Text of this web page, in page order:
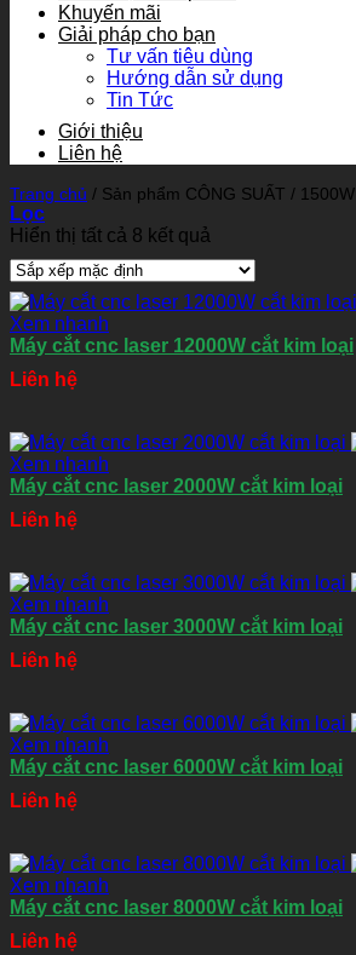
Khuyến mãi
Giải pháp cho bạn
Tư vấn tiêu dùng
Hướng dẫn sử dụng
Tin Tức
Giới thiệu
Liên hệ
Trang chủ / Sản phẩm CÔNG SUẤT / 1500W
Lọc
Hiển thị tất cả 8 kết quả
Xem nhanh
Máy cắt cnc laser 12000W cắt kim loại
Liên hệ
Xem nhanh
Máy cắt cnc laser 2000W cắt kim loại
Liên hệ
Xem nhanh
Máy cắt cnc laser 3000W cắt kim loại
Liên hệ
Xem nhanh
Máy cắt cnc laser 6000W cắt kim loại
Liên hệ
Xem nhanh
Máy cắt cnc laser 8000W cắt kim loại
Liên hệ